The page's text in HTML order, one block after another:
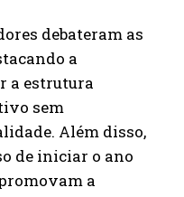
debateram as
a
a estrutura
sem
Além disso,
de iniciar o ano
a